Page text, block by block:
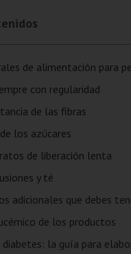
de alimentación para
con regularidad
de las fibras
los azúcares
de liberación lenta
y té
adicionales que debes
de los productos
la guía para